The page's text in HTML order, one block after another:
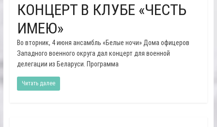
КОНЦЕРТ В КЛУБЕ «ЧЕСТЬ
ИМЕЮ»
Во вторник, 4 июня ансамбль «Белые ночи» Дома офицеров
Западного военного округа дал концерт для военной
делегации из Беларуси. Программа
Читать далее